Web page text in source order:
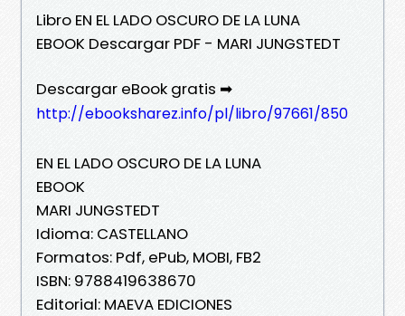
Libro EN EL LADO OSCURO DE LA LUNA
EBOOK Descargar PDF - MARI JUNGSTEDT
Descargar eBook gratis ➡
http://ebooksharez.info/pl/libro/97661/850
EN EL LADO OSCURO DE LA LUNA
EBOOK
MARI JUNGSTEDT
Idioma: CASTELLANO
Formatos: Pdf, ePub, MOBI, FB2
ISBN: 9788419638670
Editorial: MAEVA EDICIONES